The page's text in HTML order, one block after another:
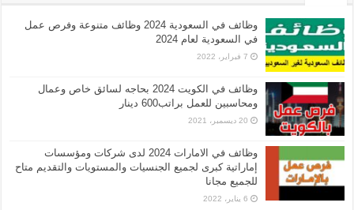
وظائف في السعودية 2024 وظائف متنوعة وفرص عمل
في السعودية لعام 2024
7 فبراير، 2022
وظائف في الكويت 2024 بحاجه لسائق خاص وعمال
ومحاسبين للعمل براتب600 دينار
20 ديسمبر، 2021
وظائف في الامارات 2024 لدى شركات ومؤسسات
إماراتية كبرى لجميع الجنسيات والمستويات والتقديم متاح
للجميع مجانا
6 يناير، 2022